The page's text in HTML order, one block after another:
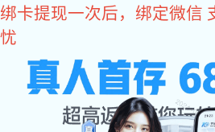
东升国际
欢迎访问东升国际设备(北京)有限公司官方网站
东升国际: